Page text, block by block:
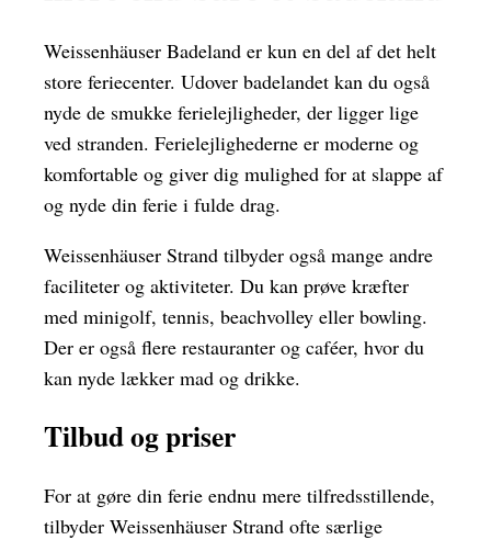
Weissenhäuser Badeland er kun en del af det helt
store feriecenter. Udover badelandet kan du også
nyde de smukke ferielejligheder, der ligger lige
ved stranden. Ferielejlighederne er moderne og
komfortable og giver dig mulighed for at slappe af
og nyde din ferie i fulde drag.
Weissenhäuser Strand tilbyder også mange andre
faciliteter og aktiviteter. Du kan prøve kræfter
med minigolf, tennis, beachvolley eller bowling.
Der er også flere restauranter og caféer, hvor du
kan nyde lækker mad og drikke.
Tilbud og priser
For at gøre din ferie endnu mere tilfredsstillende,
tilbyder Weissenhäuser Strand ofte særlige